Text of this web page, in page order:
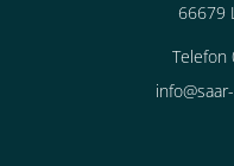
66679
Telefon